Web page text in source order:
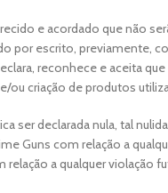
e acordado que não
por escrito, previamente,
reconhece e aceita
criação de produtos
ser declarada nula, tal
Guns com relação a
a qualquer